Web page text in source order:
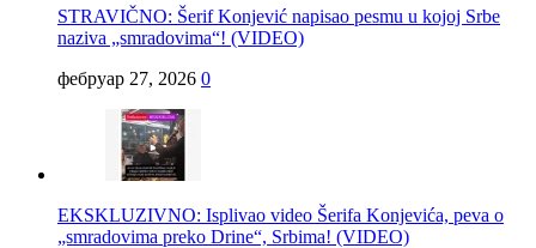
STRAVIČNO: Šerif Konjević napisao pesmu u kojoj Srbe
naziva „smradovima“! (VIDEO)
фебруар 27, 2026 0
EKSKLUZIVNO: Isplivao video Šerifa Konjevića, peva o
„smradovima preko Drine“, Srbima! (VIDEO)